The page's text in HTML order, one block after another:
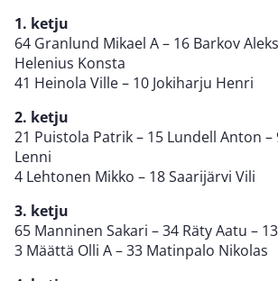
1. ketju
64 Granlund Mikael A – 16 Barkov
Helenius Konsta
41 Heinola Ville – 10 Jokiharju Henri
2. ketju
21 Puistola Patrik – 15 Lundell Anton
Lenni
4 Lehtonen Mikko – 18 Saarijärvi Vili
3. ketju
65 Manninen Sakari – 34 Räty Aatu –
3 Määttä Olli A – 33 Matinpalo Nikolas